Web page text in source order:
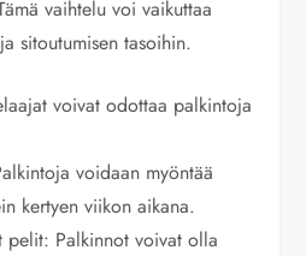
vaihtelu voi vaikuttaa
sitoutumisen tasoihin.
voivat odottaa palkintoja
voidaan myöntää
kertyen viikon aikana.
pelit: Palkinnot voivat olla